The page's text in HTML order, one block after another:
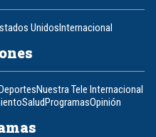
UnidosInternacional
Nuestra Tele Internacional
SaludProgramasOpinión